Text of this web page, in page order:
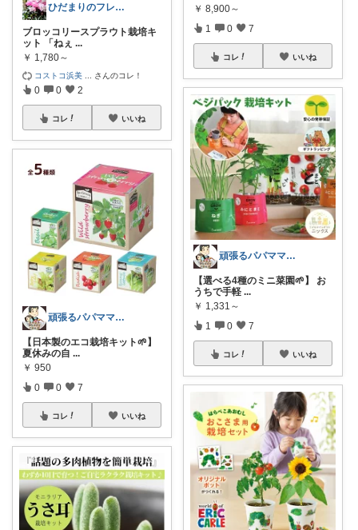
ひだまりのフレンチ🩷ガーデン
ブロッコリースプラウト栽培キ
ット 「ねぇ ...
￥ 1,780～
コストコ浜美 さんのコレ！
0 0 2
コレ いいね
頑張るパパママ応援隊@育児・子供用品紹介
【日本製のエコ栽培キット🌱】
夏休みの自 ...
￥ 950
0 0 7
コレ いいね
￥ 8,900～
1 0 7
コレ いいね
頑張るパパママ応援隊@育児・子供用品紹介
【選べる4種のミニ菜園🌱】 お
うちで手軽 ...
￥ 1,331～
1 0 7
コレ いいね